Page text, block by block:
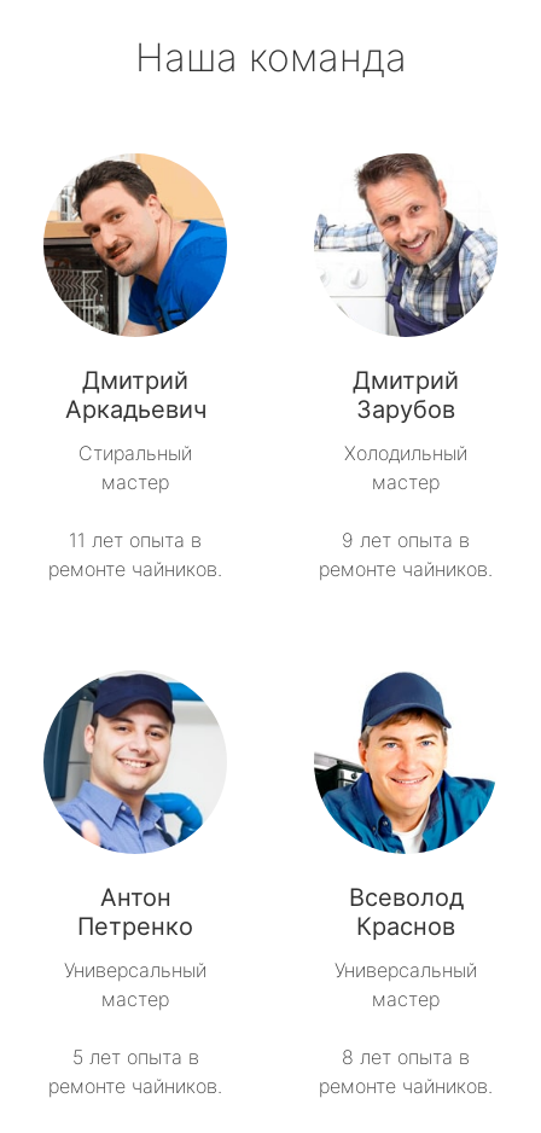
Наша команда
Дмитрий
Аркадьевич
Стиральный
мастер
11 лет опыта в
ремонте чайников.
Дмитрий
Зарубов
Холодильный
мастер
9 лет опыта в
ремонте чайников.
Антон
Петренко
Универсальный
мастер
5 лет опыта в
ремонте чайников.
Всеволод
Краснов
Универсальный
мастер
8 лет опыта в
ремонте чайников.